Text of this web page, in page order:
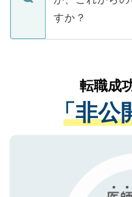
ています。
ご本人のキャリ
支援を目的に使
ているすべての
は、個人情報の
管理基準を満た
る、プライバシ
で、機密保持に
すか？
かがいして、現
経験をまじえな
させていただき
ない方には、長
ので、まずはご
転職成
「非公